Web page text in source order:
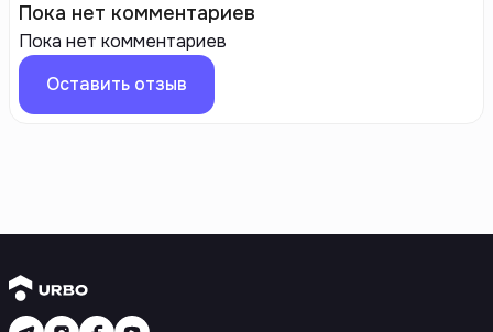
Пока нет комментариев
Пока нет комментариев
Оставить отзыв